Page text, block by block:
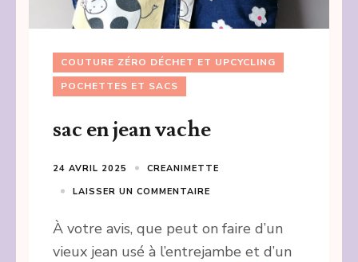
COUTURE ZÉRO DÉCHET ET UPCYCLING
POCHETTES ET SACS
sac en jean vache
24 AVRIL 2025
CREANIMETTE
LAISSER UN COMMENTAIRE
À votre avis, que peut on faire d’un
vieux jean usé à l’entrejambe et d’un